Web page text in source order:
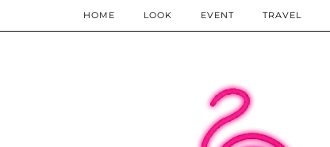
HOME LOOK EVENT TRAVEL